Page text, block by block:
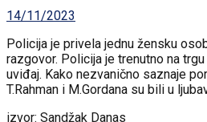
14/11/2023
Policija je privela jednu žensku
razgovor. Policija je trenutno na
uviđaj. Kako nezvanično saznaje
T.Rahman i M.Gordana su bili u
izvor: Sandžak Danas